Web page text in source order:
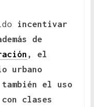
incentivar
de
, el
urbano
el uso
clases